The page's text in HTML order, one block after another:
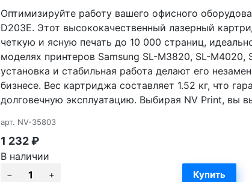
Оптимизируйте работу вашего офисного
D203E. Этот высококачественный лазерный
четкую и ясную печать до 10 000 страниц,
моделях принтеров Samsung SL-M3820, SL-M4020,
установка и стабильная работа делают его
бизнесе. Вес картриджа составляет 1.52 кг, что
долговечную эксплуатацию. Выбирая NV Print, вы
арт. NV-35803
1 232₽
В наличии